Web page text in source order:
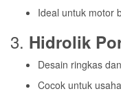
Ideal untuk motor
3. Hidrolik
Desain ringkas
Cocok untuk